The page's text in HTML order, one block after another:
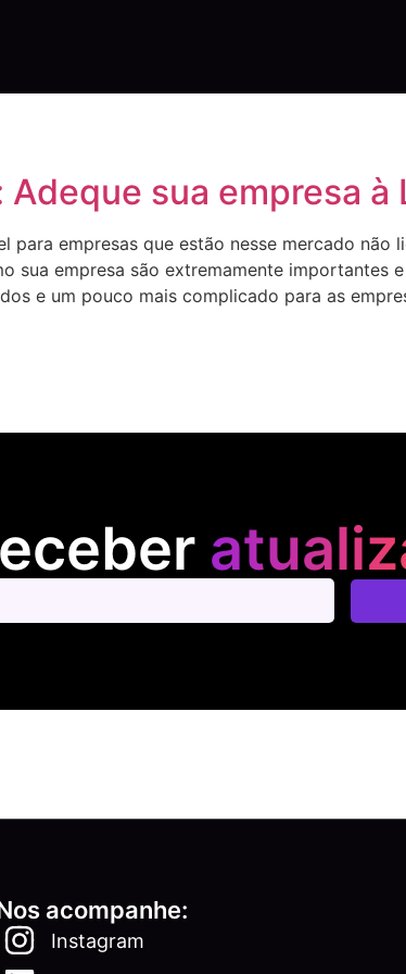
sua empresa à
empresas que estão nesse mercado não
sua empresa são extremamente importantes
e um pouco mais complicado para as
acompanhe:
Instagram